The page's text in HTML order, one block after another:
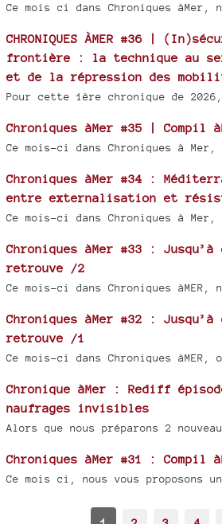
Ce mois ci dans Chroniques àMer,
CHRONIQUES ÀMER #36 |
frontière : la technique au
et de la répression des
Pour cette 1ère chronique de
Chroniques àMer #35 | Compil
Ce mois-ci dans Chroniques à Mer,
Chroniques àMer #34 :
entre externalisation et
Ce mois-ci dans Chroniques à Mer,
Chroniques àMer #33 :
retrouve /2
Ce mois-ci dans Chroniques àMER,
Chroniques àMer #32 :
retrouve /1
Ce mois-ci dans Chroniques àMER,
Chronique àMer : Rediff
naufrages invisibles
Alors que nous préparons 2
Chroniques àMer #31 : Compil
Ce mois ci, nous vous proposons un